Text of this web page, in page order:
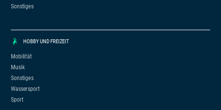
Sonstiges
HOBBY UND FREIZEIT
Mobilität
Musik
Sonstiges
Wassersport
Sport